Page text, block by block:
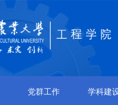
党群工作 学科建